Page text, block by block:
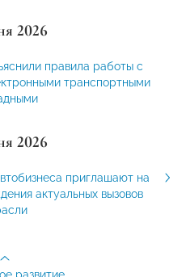
2026
правила работы с
транспортными
2026
приглашают на
актуальных вызовов